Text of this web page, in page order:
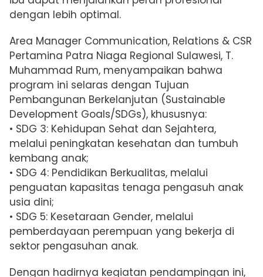
dengan lebih optimal.
Area Manager Communication, Relations & CSR
Pertamina Patra Niaga Regional Sulawesi, T.
Muhammad Rum, menyampaikan bahwa
program ini selaras dengan Tujuan
Pembangunan Berkelanjutan (Sustainable
Development Goals/SDGs), khususnya:
• SDG 3: Kehidupan Sehat dan Sejahtera,
melalui peningkatan kesehatan dan tumbuh
kembang anak;
• SDG 4: Pendidikan Berkualitas, melalui
penguatan kapasitas tenaga pengasuh anak
usia dini;
• SDG 5: Kesetaraan Gender, melalui
pemberdayaan perempuan yang bekerja di
sektor pengasuhan anak.
Dengan hadirnya kegiatan pendampingan ini,